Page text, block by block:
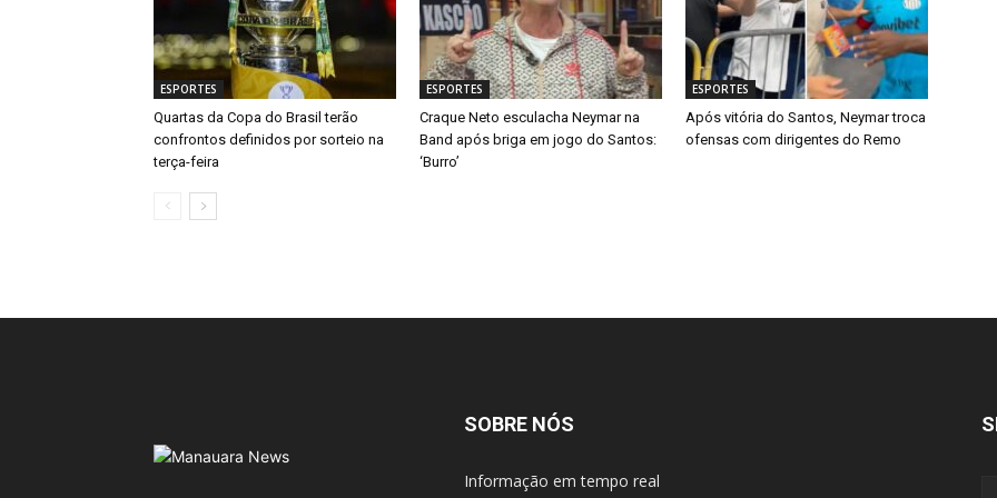
ESPORTES
Quartas da Copa do Brasil terão
confrontos definidos por sorteio na
terça-feira
ESPORTES
Craque Neto esculacha Neymar na
Band após briga em jogo do Santos:
‘Burro’
ESPORTES
Após vitória do Santos, Neymar troca
ofensas com dirigentes do Remo
SOBRE NÓS
Informação em tempo real